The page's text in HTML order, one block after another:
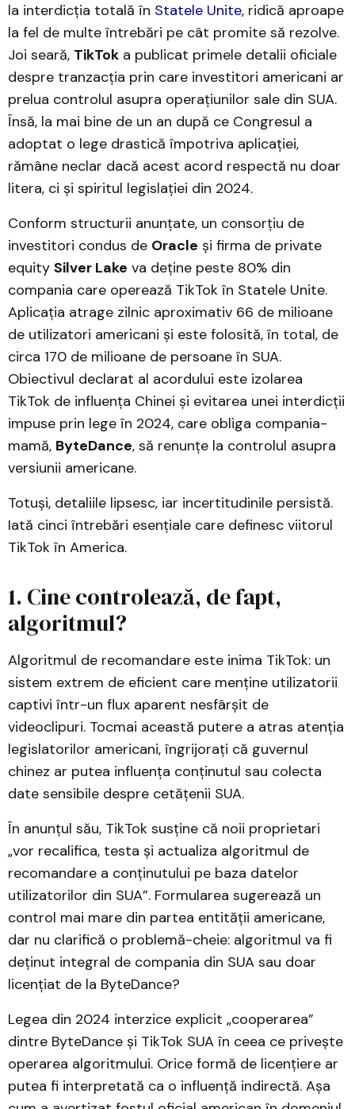
la interdicția totală în Statele Unite, ridică aproape
la fel de multe întrebări pe cât promite să rezolve.
Joi seară, TikTok a publicat primele detalii oficiale
despre tranzacția prin care investitori americani ar
prelua controlul asupra operațiunilor sale din SUA.
Însă, la mai bine de un an după ce Congresul a
adoptat o lege drastică împotriva aplicației,
rămâne neclar dacă acest acord respectă nu doar
litera, ci și spiritul legislației din 2024.
Conform structurii anunțate, un consorțiu de
investitori condus de Oracle și firma de private
equity Silver Lake va deține peste 80% din
compania care operează TikTok în Statele Unite.
Aplicația atrage zilnic aproximativ 66 de milioane
de utilizatori americani și este folosită, în total, de
circa 170 de milioane de persoane în SUA.
Obiectivul declarat al acordului este izolarea
TikTok de influența Chinei și evitarea unei interdicții
impuse prin lege în 2024, care obliga compania-
mamă, ByteDance, să renunțe la controlul asupra
versiunii americane.
Totuși, detaliile lipsesc, iar incertitudinile persistă.
Iată cinci întrebări esențiale care definesc viitorul
TikTok în America.
1. Cine controlează, de fapt,
algoritmul?
Algoritmul de recomandare este inima TikTok: un
sistem extrem de eficient care menține utilizatorii
captivi într-un flux aparent nesfârșit de
videoclipuri. Tocmai această putere a atras atenția
legislatorilor americani, îngrijorați că guvernul
chinez ar putea influența conținutul sau colecta
date sensibile despre cetățenii SUA.
În anunțul său, TikTok susține că noii proprietari
„vor recalifica, testa și actualiza algoritmul de
recomandare a conținutului pe baza datelor
utilizatorilor din SUA”. Formularea sugerează un
control mai mare din partea entității americane,
dar nu clarifică o problemă-cheie: algoritmul va fi
deținut integral de compania din SUA sau doar
licențiat de la ByteDance?
Legea din 2024 interzice explicit „cooperarea”
dintre ByteDance și TikTok SUA în ceea ce privește
operarea algoritmului. Orice formă de licențiere ar
putea fi interpretată ca o influență indirectă. Așa